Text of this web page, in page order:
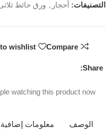
التصنيفات: أحجار , ورق حائط ثلاثى
Compare
wishlist
Share:
watching this product now!
الوصف معلومات إضافية